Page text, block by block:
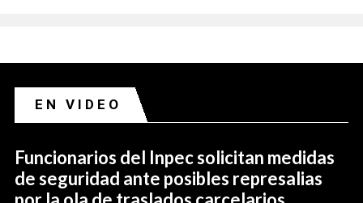
EN VIDEO
Funcionarios del Inpec solicitan medidas
de seguridad ante posibles represalias